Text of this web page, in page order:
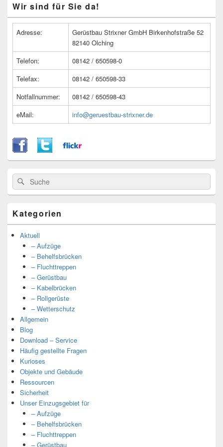
Seitenleisten
Widget-
Wir sind für Sie da!
Adresse:
Gerüstbau Strixner GmbH Birkenhofstraße 52
82140 Olching
Telefon:
08142 / 650598-0
Telefax:
08142 / 650598-33
Notfallnummer:
08142 / 650598-43
eMail:
info@geruestbau-strixner.de
Suche
nach:
Suche
Kategorien
Aktuell
– Aufzüge
– Behelfsbrücken
– Fluchttreppen
– Gerüstbau
– Kabelbrücken
– Rollgerüste
– Wetterschutz
Allgemein
Blog
Download – Service
Häufig gestellte Fragen
Kurioses
Objekte und Gebäude
Ressourcen
Sicherheit
Unser Einzugsgebiet für
– Aufzüge
– Behelfsbrücken
– Fluchttreppen
– Gerüstbau